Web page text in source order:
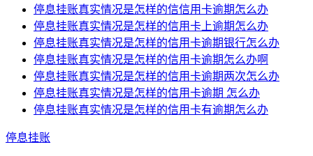
停息挂账真实情况是怎样的信信用卡逾期怎么办
停息挂账真实情况是怎样的信用卡上逾期怎么办
停息挂账真实情况是怎样的信用卡逾期银行怎么办
停息挂账真实情况是怎样的信用卡逾期怎么办啊
停息挂账真实情况是怎样的信用卡逾期两次怎么办
停息挂账真实情况是怎样的信用卡逾期 怎么办
停息挂账真实情况是怎样的信用卡有逾期怎么办
停息挂账